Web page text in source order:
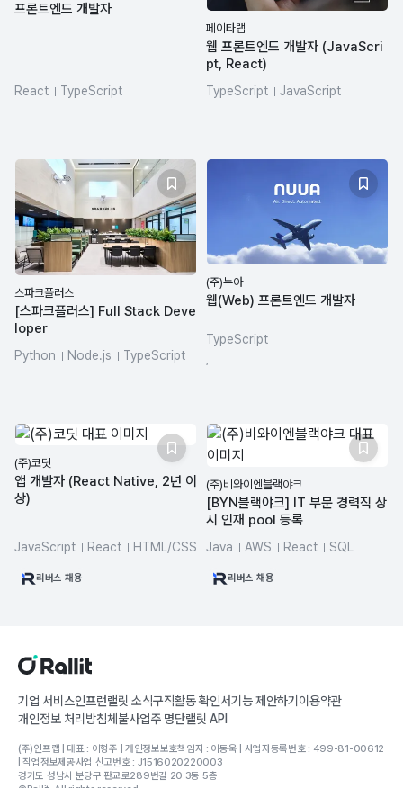
프론트엔드 개발자
React
TypeScript
페이타랩
웹 프론트엔드 개발자 (JavaScri
pt, React)
TypeScript
JavaScript
스파크플러스
[스파크플러스] Full Stack Deve
loper
Python Node.js
TypeScript
(주)누아
웹(Web) 프론트엔드 개발자
TypeScript
(주)코딧
앱 개발자 (React Native, 2년 이
상)
JavaScript React
HTML/CSS
리버스 채용
(주)비와이엔블랙야크
[BYN블랙야크] IT 부문 경력직 상
시 인재 pool 등록
Java AWS React
SQL
리버스 채용
기업 서비스인프런랠릿 소식구직활동 확인서기능 제안하기 이용약관
개인정보 처리방침체불사업주 명단랠릿 API
(주)인프랩 | 대표 : 이형주 | 개인정보보호책임자 : 이동욱 | 사업자등록번호 : 499-81-00612
| 직업정보제공사업 신고번호 : J1516020220003
경기도 성남시 분당구 판교로289번길 20 3동 5층